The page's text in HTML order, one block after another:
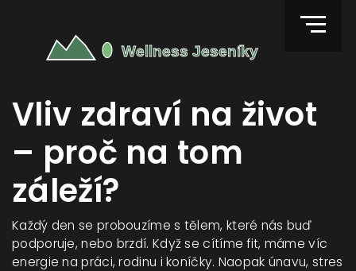
Vliv zdraví na život
– proč na tom
záleží?
Každý den se probouzíme s tělem, které nás buď
podporuje, nebo brzdí. Když se cítíme fit, máme víc
energie na práci, rodinu i koníčky. Naopak únavu, stres